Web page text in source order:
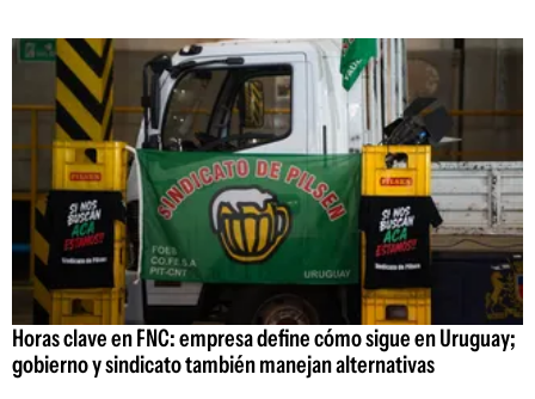
Horas clave en FNC: empresa define cómo sigue en Uruguay;
gobierno y sindicato también manejan alternativas